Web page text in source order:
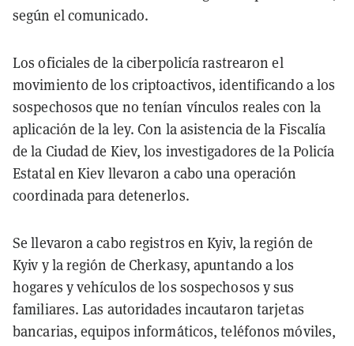
según el comunicado.
Los oficiales de la ciberpolicía rastrearon el
movimiento de los criptoactivos, identificando a los
sospechosos que no tenían vínculos reales con la
aplicación de la ley. Con la asistencia de la Fiscalía
de la Ciudad de Kiev, los investigadores de la Policía
Estatal en Kiev llevaron a cabo una operación
coordinada para detenerlos.
Se llevaron a cabo registros en Kyiv, la región de
Kyiv y la región de Cherkasy, apuntando a los
hogares y vehículos de los sospechosos y sus
familiares. Las autoridades incautaron tarjetas
bancarias, equipos informáticos, teléfonos móviles,